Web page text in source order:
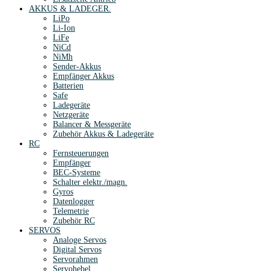
AKKUS & LADEGER.
LiPo
Li-Ion
LiFe
NiCd
NiMh
Sender-Akkus
Empfänger Akkus
Batterien
Safe
Ladegeräte
Netzgeräte
Balancer & Messgeräte
Zubehör Akkus & Ladegeräte
RC
Fernsteuerungen
Empfänger
BEC-Systeme
Schalter elektr./magn.
Gyros
Datenlogger
Telemetrie
Zubehör RC
SERVOS
Analoge Servos
Digital Servos
Servorahmen
Servohebel